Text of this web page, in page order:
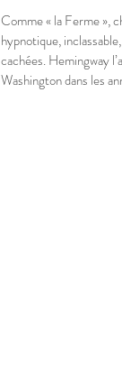
Comme « la Ferme »,
hypnotique,
cachées. Hemingway
Washington dans les